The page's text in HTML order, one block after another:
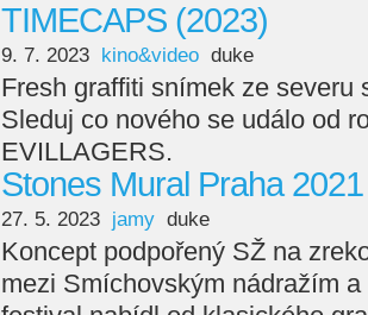
TIMECAPS (2023)
9. 7. 2023 kino&video duke
Fresh graffiti snímek ze severu
Sleduj co nového se událo od
EVILLAGERS.
Stones Mural Praha 2021
27. 5. 2023 jamy duke
Koncept podpořený SŽ na
mezi Smíchovským nádražím